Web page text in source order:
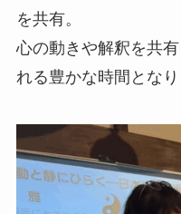
を共有。
心の動きや解釈を共
れる豊かな時間となり